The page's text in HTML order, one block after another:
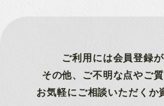
ご利用には会員登録が
その他、ご不明な点やご
お気軽にご相談いただくか